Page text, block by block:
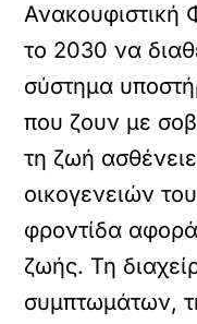
Ανακουφιστική
το 2030 να
σύστημα
που ζουν με
τη ζωή
οικογενειών
φροντίδα αφορά
ζωής. Τη
συμπτωμάτων,